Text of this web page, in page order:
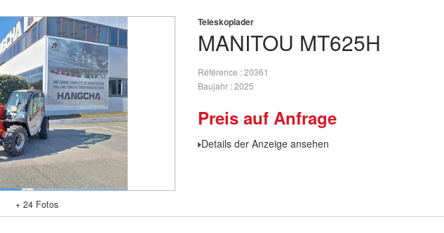
+ 24 Fotos
MANITOU MT625H
Teleskoplader
Référence 20361
Baujahr 2025
Preis auf Anfrage
Details der Anzeige ansehen